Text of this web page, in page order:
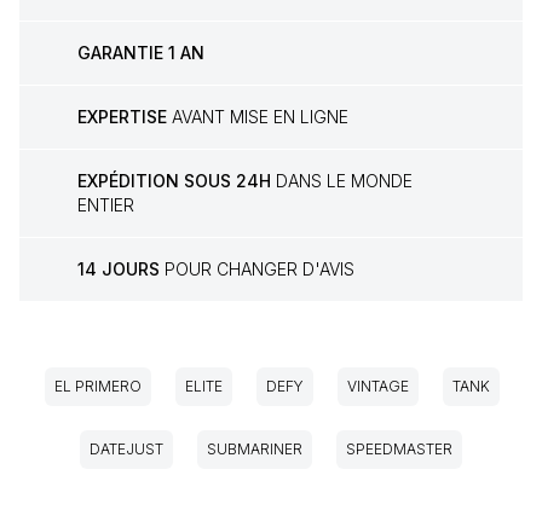
GARANTIE 1 AN
EXPERTISE AVANT MISE EN LIGNE
EXPÉDITION SOUS 24H DANS LE MONDE
ENTIER
14 JOURS POUR CHANGER D'AVIS
EL PRIMERO ELITE DEFY VINTAGE TANK
DATEJUST SUBMARINER SPEEDMASTER